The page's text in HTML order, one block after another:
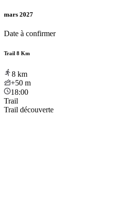
mars 2027
Date à confirmer
Trail 8 Km
8 km
+50 m
18:00
Trail
Trail découverte